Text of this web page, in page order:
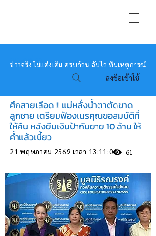
หมอข่าว
ข่าวจริง ไม่แต่งเติม ครบถ้วน ฉับไว ทันเหตุการณ์
ลงชื่อเข้าใช้
ศึกสายเลือด !! แม่หลั่งน้ำตาตัดขาด
ลูกชาย เตรียมฟ้องเนรคุณขอสมบัติที่
ให้คืน หลังยืมเงินป้ากับยาย 10 ล้าน ให้
ค้ำแล้วเบี้ยว
21 พฤษภาคม 2569 เวลา 13:11:00 61